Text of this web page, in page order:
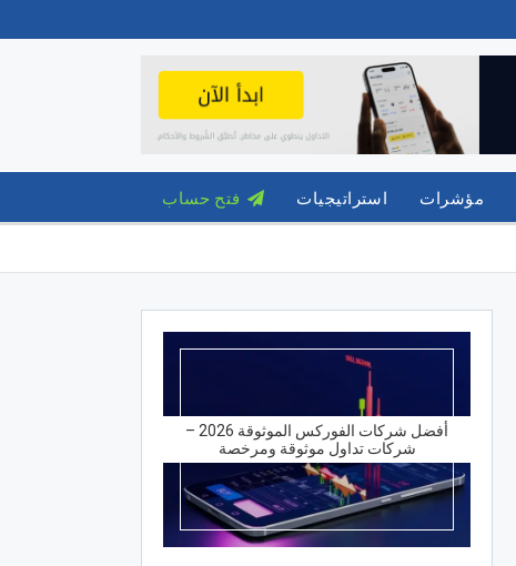
مؤشرات استراتيجيات فتح حساب
أفضل شركات الفوركس الموثوقة 2026 –
شركات تداول موثوقة ومرخصة